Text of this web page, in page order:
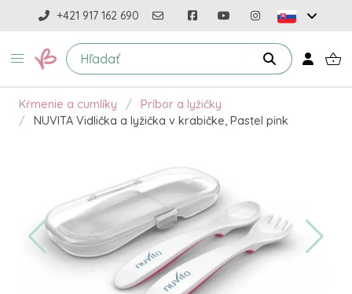
+421 917 162 690
Kŕmenie a cumlíky
Príbor a lyžičky
NUVITA Vidlička a lyžička v krabičke, Pastel pink